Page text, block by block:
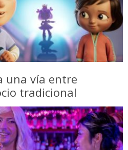
una vía entre
tradicional